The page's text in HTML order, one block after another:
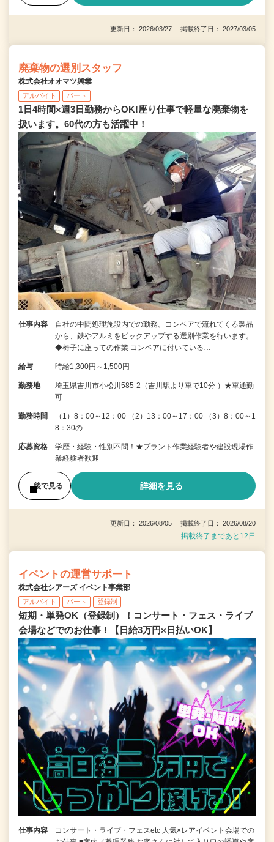
更新日： 2026/03/27 掲載終了日： 2027/03/05
廃棄物の選別スタッフ
株式会社オオマツ興業
アルバイト パート
1日4時間×週3日勤務からOK!座り仕事で軽量な廃棄物を
扱います。60代の方も活躍中！
仕事内容
自社の中間処理施設内での勤務。コンベアで流れてくる製品
から、鉄やアルミをピックアップする選別作業を行います。
◆椅子に座っての作業 コンベアに付いている…
給与 時給1,300円～1,500円
勤務地
埼玉県吉川市小松川585-2（吉川駅より車で10分 ）★車通勤
可
勤務時間
（1）8：00～12：00 （2）13：00～17：00 （3）8：00～1
8：30の…
応募資格
学歴・経験・性別不問！★プラント作業経験者や建設現場作
業経験者歓迎
後で見る 詳細を見る
更新日： 2026/08/05 掲載終了日： 2026/08/20
掲載終了まであと12日
イベントの運営サポート
株式会社シアーズ イベント事業部
アルバイト パート 登録制
短期・単発OK（登録制）！コンサート・フェス・ライブ
会場などでのお仕事！【日給3万円×日払いOK】
仕事内容
コンサート・ライブ・フェスetc 人気×レアイベント会場での